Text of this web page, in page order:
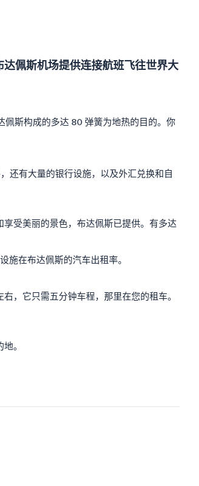
佩斯机场提供连接航班飞往世界大
佩斯构成的多达 80 弹簧为地热的目的。你
还有大量的银行设施，以及外汇兑换和自
受美丽的景色，布达佩斯已提供。有多达
施在布达佩斯的汽车出租率。
，它只需五分钟车程，那里在您的租车。
。